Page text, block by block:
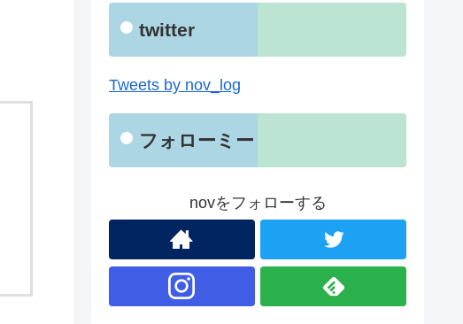
twitter
Tweets by nov_log
フォローミー
novをフォローする